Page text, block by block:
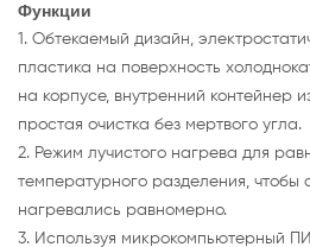
Функции
1. Обтекаемый дизайн,
пластика на поверхность
на корпусе, внутренний контейнер
простая очистка без мертвого угла.
2. Режим лучистого нагрева для
температурного разделения, чтобы
нагревались равномерно.
3. Используя микрокомпьютерный